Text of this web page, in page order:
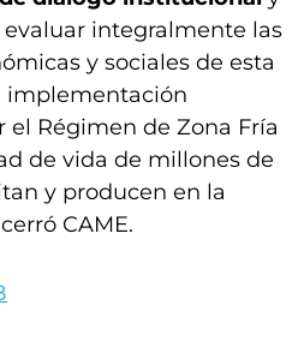
integralmente las
y sociales de esta
implementación
el Régimen de Zona Fría
de vida de millones de
y producen en la
CAME.